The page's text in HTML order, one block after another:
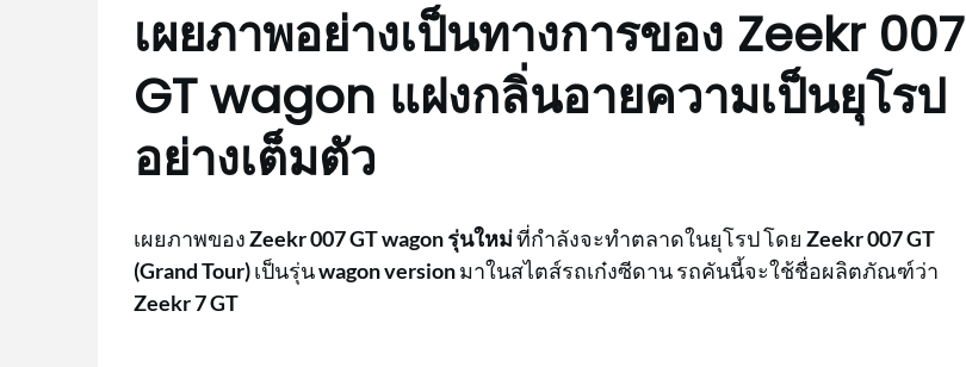
เผยภาพอย่างเป็นทางการของ Zeekr 007
GT wagon แฝงกลิ่นอายความเป็นยุโรป
อย่างเต็มตัว
เผยภาพของZeekr 007 GT wagon รุ่นใหม่ที่กำลังจะทำตลาดในยุโรป โดย Zeekr 007 GT
(Grand Tour)เป็นรุ่นwagon versionมาในสไตส์รถเก๋งซีดาน รถคันนี้จะใช้ชื่อผลิตภัณฑ์ว่า
Zeekr 7 GT